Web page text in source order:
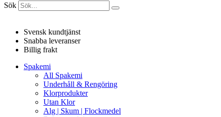
Sök
Svensk kundtjänst
Snabba leveranser
Billig frakt
Spakemi
All Spakemi
Underhåll & Rengöring
Klorprodukter
Utan Klor
Alg | Skum | Flockmedel